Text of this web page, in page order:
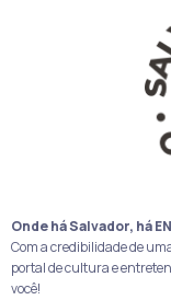
Onde há Salvador, há
Com a credibilidade de
portal de cultura e
você!